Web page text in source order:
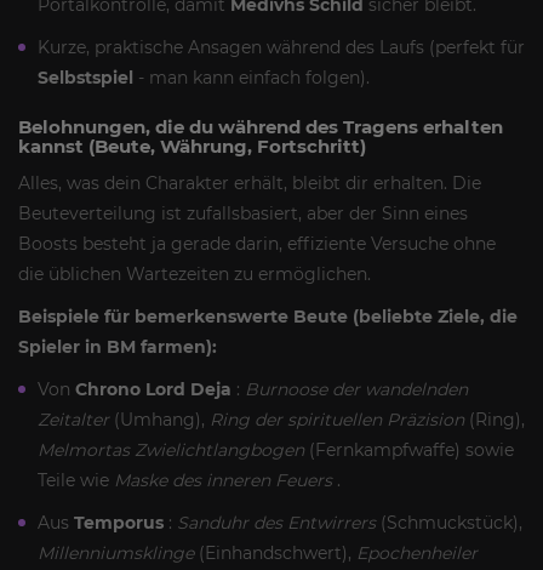
Kurze, praktische Ansagen während des Laufs (perfekt für
Selbstspiel - man kann einfach folgen).
Belohnungen, die du während des Tragens erhalten
kannst (Beute, Währung, Fortschritt)
Alles, was dein Charakter erhält, bleibt dir erhalten. Die
Beuteverteilung ist zufallsbasiert, aber der Sinn eines
Boosts besteht ja gerade darin, effiziente Versuche ohne
die üblichen Wartezeiten zu ermöglichen.
Beispiele für bemerkenswerte Beute (beliebte Ziele, die
Spieler in BM farmen):
Von Chrono Lord Deja : Burnoose der wandelnden
Zeitalter(Umhang), Ring der spirituellen Präzision (Ring),
Melmortas Zwielichtlangbogen (Fernkampfwaffe) sowie
Teile wie Maske des inneren Feuers.
Aus Temporus : Sanduhr des Entwirrers(Schmuckstück),
Millenniumsklinge(Einhandschwert), Epochenheiler